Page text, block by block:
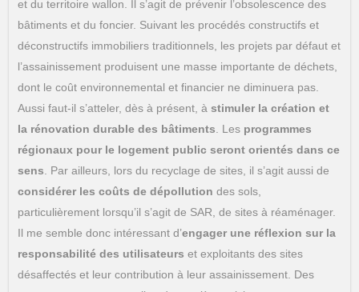
et du territoire wallon. Il s’agit de prévenir l’obsolescence des
bâtiments et du foncier. Suivant les procédés constructifs et
déconstructifs immobiliers traditionnels, les projets par défaut et
l’assainissement produisent une masse importante de déchets,
dont le coût environnemental et financier ne diminuera pas.
Aussi faut-il s’atteler, dès à présent, à stimuler la création et
la rénovation durable des bâtiments . Les programmes
régionaux pour le logement public seront orientés dans ce
sens . Par ailleurs, lors du recyclage de sites, il s’agit aussi de
considérer les coûts de dépollution des sols,
particulièrement lorsqu’il s’agit de SAR, de sites à réaménager.
Il me semble donc intéressant d’engager une réflexion sur la
responsabilité des utilisateurs et exploitants des sites
désaffectés et leur contribution à leur assainissement. Des